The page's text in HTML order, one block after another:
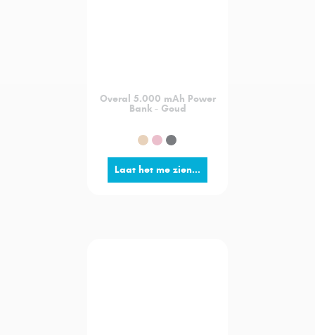
Overal 5.000 mAh Power
Bank - Goud
Laat het me zien...